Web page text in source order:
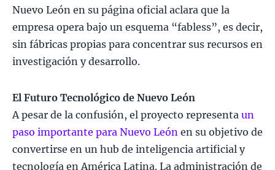
Nuevo León en su página oficial aclara que la
empresa opera bajo un esquema “fabless”, es decir,
sin fábricas propias para concentrar sus recursos en
investigación y desarrollo.​
El Futuro Tecnológico de Nuevo León
A pesar de la confusión, el proyecto representa un
paso importante para Nuevo León en su objetivo de
convertirse en un hub de inteligencia artificial y
tecnología en América Latina. La administración de